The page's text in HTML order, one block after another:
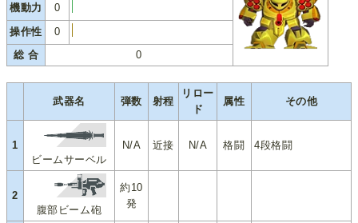
機動力
0
操作性
0
総 合
0
武器名 弾数 射程
リロー
ド
属性 その他
1
ビームサーベル
N/A 近接 N/A 格闘 4段格闘
2
腹部ビーム砲
約10
発